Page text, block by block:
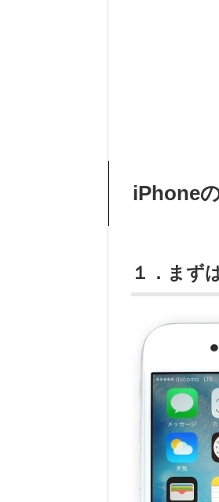
iPhone
１．まず